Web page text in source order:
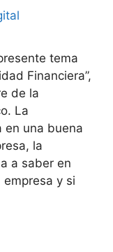
tema
Financiera”,
de la
La
en una buena
la
a saber en
y si